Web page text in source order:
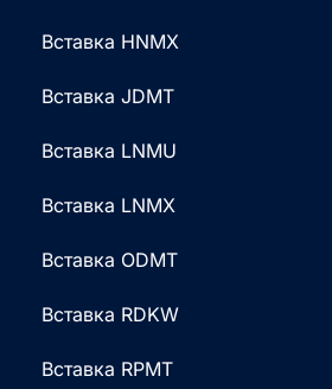
Вставка HNMX
Вставка JDMT
Вставка LNMU
Вставка LNMX
Вставка ODMT
Вставка RDKW
Вставка RPMT